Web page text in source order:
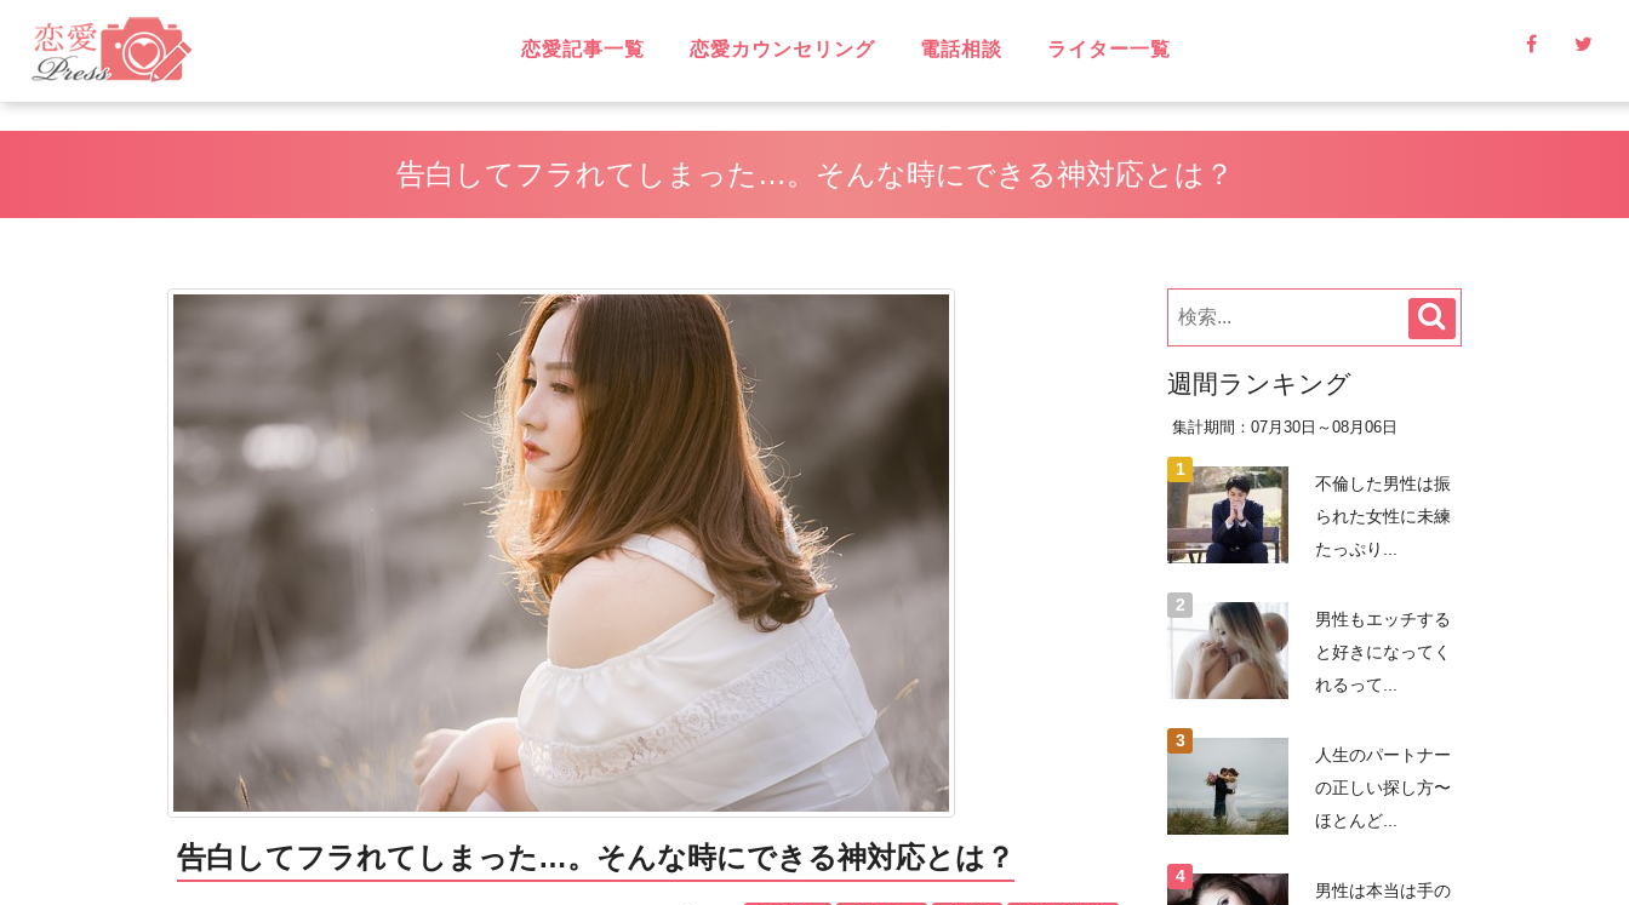
恋愛記事一覧
LOVE
不倫
無料相談
片思い
復縁
失恋
浮気
遠距離恋愛
略奪愛
ソウルメイト
スピリチュアル
恋に効く♡
笑えるネタ
子持ち
出会い
デート・旅行
同性愛
結婚
男性心理
恋愛ウォッチャー
ハッピーライフ
ヘルシーライフ
LGBT
恋愛カウンセリング 電話相談 ライター一覧
告白してフラれてしまった…。そんな時にできる神対応とは？
告白してフラれてしまった…。そんな時にできる神対応とは？
週間ランキング
集計期間：07月30日～08月06日
不倫した男性は振
られた女性に未練
たっぷり...
男性もエッチする
と好きになってく
れるって...
人生のパートナー
の正しい探し方〜
ほとんど...
男性は本当は手の